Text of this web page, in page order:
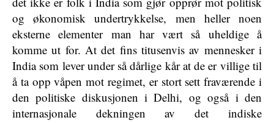
og økonomisk undertrykkelse, men heller noen
eksterne elementer man har vært så uheldige å
komme ut for. At det fins titusenvis av mennesker i
India som lever under så dårlige kår at de er villige til
å ta opp våpen mot regimet, er stort sett fraværende i
den politiske diskusjonen i Delhi, og også i den
internasjonale dekningen av det indiske